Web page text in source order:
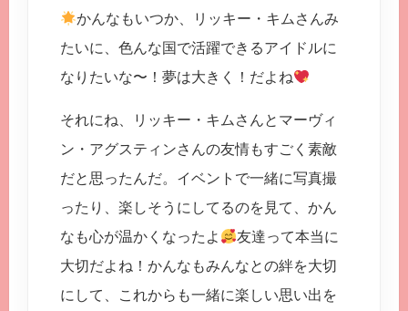
かんなもいつか、リッキー・キムさんみ
たいに、色んな国で活躍できるアイドルに
なりたいな〜！夢は大きく！だよね
それにね、リッキー・キムさんとマーヴィ
ン・アグスティンさんの友情もすごく素敵
だと思ったんだ。イベントで一緒に写真撮
ったり、楽しそうにしてるのを見て、かん
なも心が温かくなったよ
友達って本当に
大切だよね！かんなもみんなとの絆を大切
にして、これからも一緒に楽しい思い出を